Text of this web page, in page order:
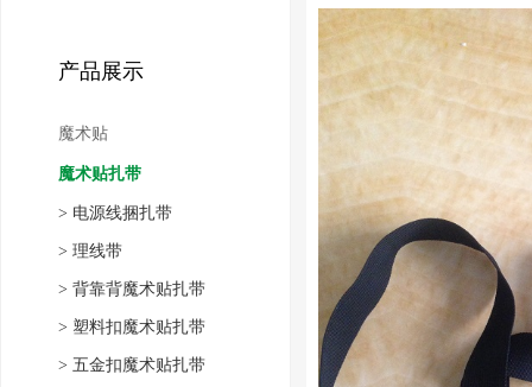
产品展示
魔术贴
魔术贴扎带
> 电源线捆扎带
> 理线带
> 背靠背魔术贴扎带
> 塑料扣魔术贴扎带
> 五金扣魔术贴扎带